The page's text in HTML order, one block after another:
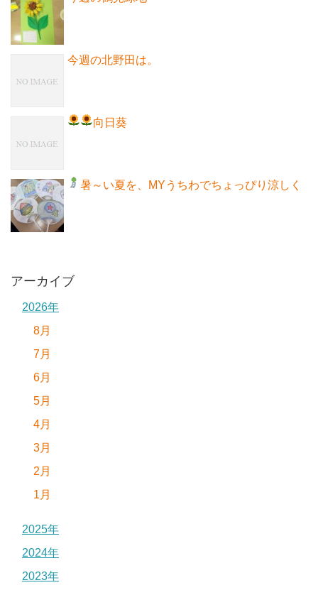
今週の北野田は。
向日葵
暑～い夏を、MYうちわでちょっぴり涼しく
アーカイブ
2026年
8月
7月
6月
5月
4月
3月
2月
1月
2025年
2024年
2023年